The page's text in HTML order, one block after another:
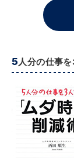
5人分の仕事